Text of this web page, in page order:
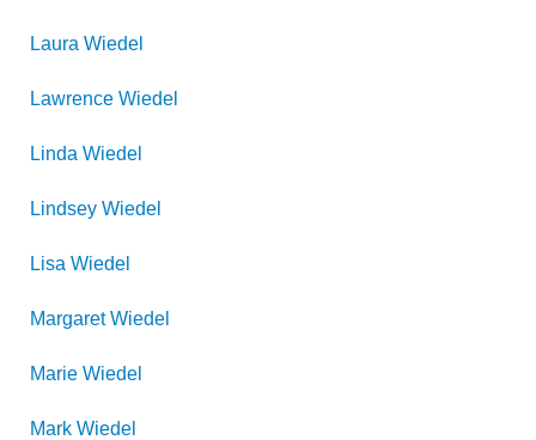
Laura Wiedel
Lawrence Wiedel
Linda Wiedel
Lindsey Wiedel
Lisa Wiedel
Margaret Wiedel
Marie Wiedel
Mark Wiedel